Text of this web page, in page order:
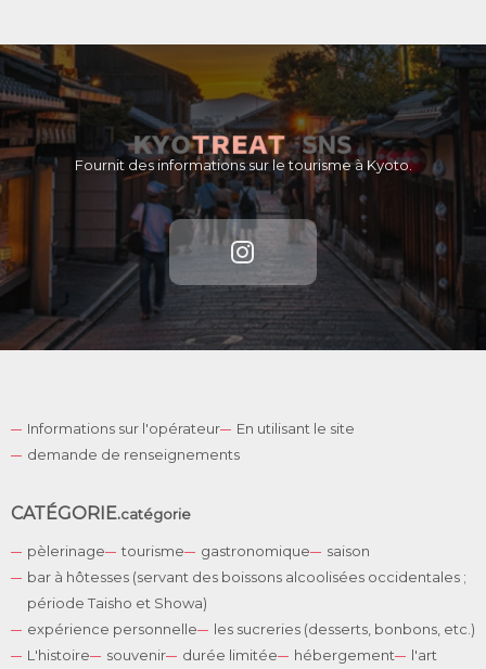
Fournit des informations sur le tourisme à Kyoto.
Informations sur l'opérateur
En utilisant le site
demande de renseignements
CATÉGORIE.catégorie
pèlerinage tourisme gastronomique
saison
bar à hôtesses (servant des boissons alcoolisées occidentales ;
période Taisho et Showa)
expérience personnelle
les sucreries (desserts, bonbons, etc.)
L'histoire
souvenir durée limitée hébergement l'art